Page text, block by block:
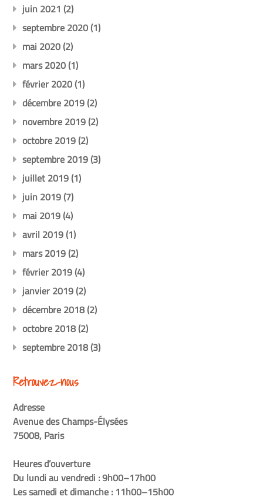
juin 2021 (2)
septembre 2020(1)
mai 2020(2)
mars 2020(1)
février 2020(1)
décembre 2019(2)
novembre 2019(2)
octobre 2019(2)
septembre 2019(3)
juillet 2019(1)
juin 2019(7)
mai 2019(4)
avril 2019(1)
mars 2019(2)
février 2019(4)
janvier 2019(2)
décembre 2018(2)
octobre 2018(2)
septembre 2018(3)
Retrouvez-nous
Adresse
Avenue des Champs-Élysées
75008, Paris
Heures d’ouverture
Du lundi au vendredi : 9h00–17h00
Les samedi et dimanche : 11h00–15h00